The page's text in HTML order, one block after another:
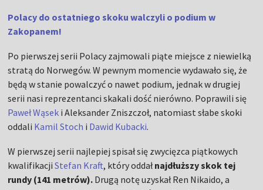
Polacy do ostatniego skoku walczyli o podium w
Zakopanem!
Po pierwszej serii Polacy zajmowali piąte miejsce z niewielką
stratą do Norwegów. W pewnym momencie wydawało się, że
będą w stanie powalczyć o nawet podium, jednak w drugiej
serii nasi reprezentanci skakali dość nierówno. Poprawili się
Paweł Wąsek i Aleksander Zniszczoł, natomiast słabe skoki
oddali Kamil Stoch i Dawid Kubacki.
W pierwszej serii najlepiej spisał się zwycięzca piątkowych
kwalifikacjiStefan Kraft, który oddałnajdłuższy skok tej
rundy (141 metrów). Drugą notę uzyskał Ren Nikaido, a